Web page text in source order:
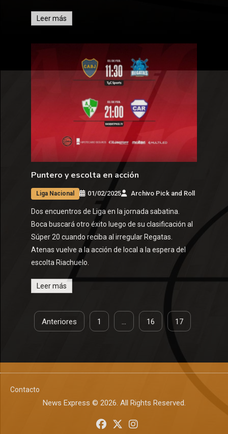
Leer más
Puntero y escolta en acción
Liga Nacional 01/02/2025 Archivo Pick and Roll
Dos encuentros de Liga en la jornada sabatina.
Boca buscará otro éxito luego de su clasificación al
Súper 20 cuando reciba al irregular Regatas.
Atenas vuelve a la acción de local a la espera del
escolta Riachuelo.
Leer más
Anteriores 1 … 16 17
Contacto
News Express © 2026. All Rights Reserved.